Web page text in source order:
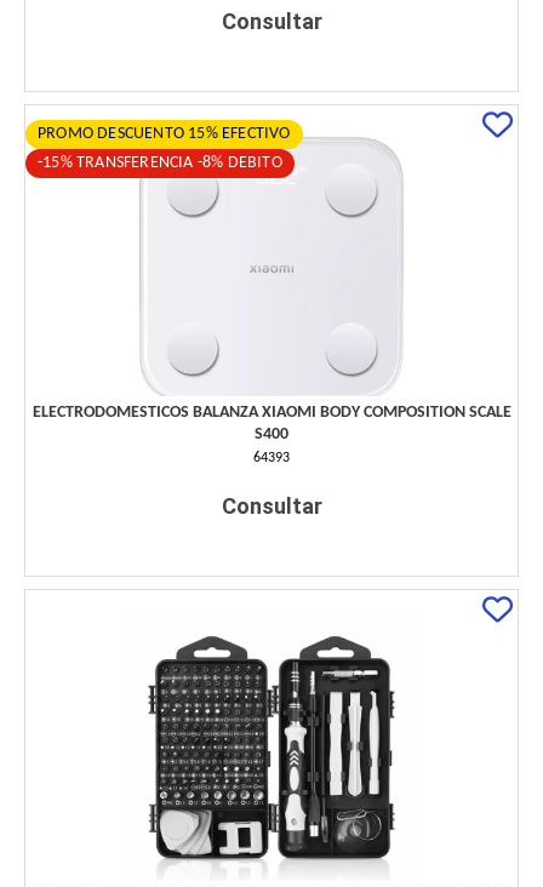
Consultar
PROMO DESCUENTO 15% EFECTIVO
-15% TRANSFERENCIA -8% DEBITO
ELECTRODOMESTICOS BALANZA XIAOMI BODY COMPOSITION SCALE
S400
64393
Consultar